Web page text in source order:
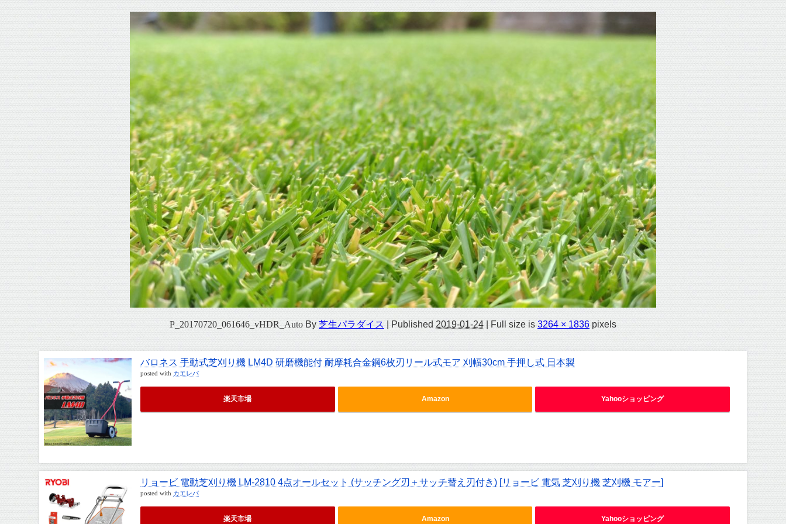
P_20170720_061646_vHDR_Auto By 芝生パラダイス Published 2019-01-24 Full size is 3264 × 1836 pixels
バロネス 手動式芝刈り機 LM4D 研磨機能付 耐摩耗合金鋼6枚刃リール式モア 刈幅30cm 手押し式 日本製
posted with カエレバ
楽天市場 Amazon Yahooショッピング
リョービ 電動芝刈り機 LM-2810 4点オールセット (サッチング刃＋サッチ替え刃付き) [リョービ 電気 芝刈り機 芝刈機 モアー]
posted with カエレバ
楽天市場 Amazon Yahooショッピング